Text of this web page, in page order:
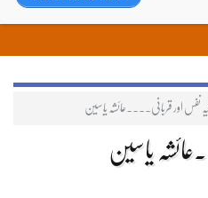
نفس اور قربانی۔۔۔۔عائشہ یاسین
یاسین